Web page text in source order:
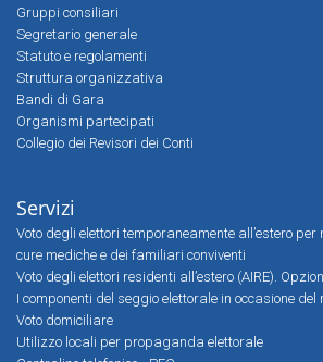
Gruppi consiliari
Segretario generale
Statuto e regolamenti
Struttura organizzativa
Bandi di Gara
Organismi partecipati
Collegio dei Revisori dei Conti
Servizi
Voto degli elettori temporaneamente all’estero
cure mediche e dei familiari conviventi
Voto degli elettori residenti all’estero (AIRE).
I componenti del seggio elettorale in occasione del
Voto domiciliare
Utilizzo locali per propaganda elettorale